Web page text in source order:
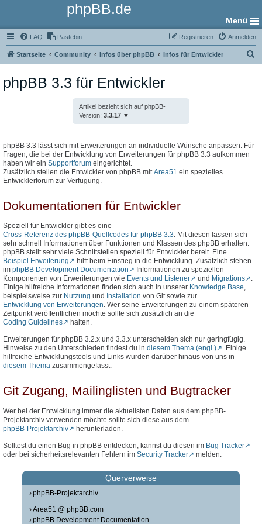
phpBB.de
Menü
FAQ Pastebin Anmelden
Registrieren
Startseite Community Infos über phpBB Infos für Entwickler
phpBB 3.3 für Entwickler
Artikel bezieht sich auf phpBB-
Version: 3.3.17
phpBB 3.3 lässt sich mit Erweiterungen an individuelle Wünsche anpassen. Für
Fragen, die bei der Entwicklung von Erweiterungen für phpBB 3.3 aufkommen
haben wir ein Supportforum eingerichtet.
Zusätzlich stellen die Entwickler von phpBB mit Area51 ein spezielles
Entwicklerforum zur Verfügung.
Dokumentationen für Entwickler
Speziell für Entwickler gibt es eine
Cross-Referenz des phpBB-Quellcodes für phpBB 3.3. Mit diesen lassen sich
sehr schnell Informationen über Funktionen und Klassen des phpBB erhalten.
phpBB stellt sehr viele Schnittstellen speziell für Entwickler bereit. Eine
Beispiel Erweiterung
hilft beim Einstieg in die Entwicklung. Zusätzlich stehen
im phpBB Development Documentation
Informationen zu speziellen
Komponenten von Erweriterungen wie Events und Listener und Migrations
.
Einige hilfreiche Informationen finden sich auch in unserer Knowledge Base,
beispielsweise zur Nutzung und Installation von Git sowie zur
Entwicklung von Erweiterungen. Wer seine Erweiterungen zu einem späteren
Zeitpunkt veröffentlichen möchte sollte sich zusätzlich an die
Coding Guidelines
halten.
Erweiterungen für phpBB 3.2.x und 3.3.x unterscheiden sich nur geringfügig.
Hinweise zu den Unterschieden findest du in diesem Thema (engl.)
. Einige
hilfreiche Entwicklungstools und Links wurden darüber hinaus von uns in
diesem Thema zusammengefasst.
Git Zugang, Mailinglisten und Bugtracker
Wer bei der Entwicklung immer die aktuellsten Daten aus dem phpBB-
Projektarchiv verwenden möchte sollte sich diese aus dem
phpBB-Projektarchiv
herunterladen.
Solltest du einen Bug in phpBB entdecken, kannst du diesen im Bug Tracker
oder bei sicherheitsrelevanten Fehlern im Security Tracker melden.
Querverweise
phpBB-Projektarchiv
Area51 @ phpBB.com
phpBB Development Documentation